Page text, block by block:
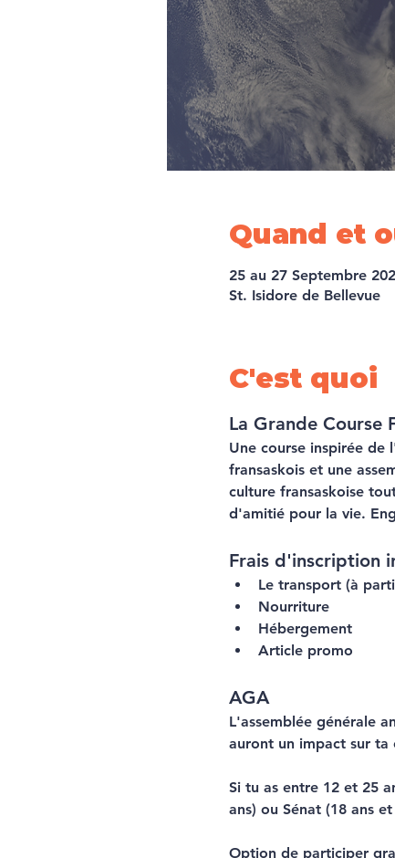
Quand et
25 au 27 Septembre
St. Isidore de Bellevue
C'est quoi
La Grande Course
Une course inspirée de
fransaskois et une
culture fransaskoise
d'amitié pour la vie.
Frais d'inscription
Le transport (à
Nourriture
Hébergement
Article promo
AGA
L'assemblée générale
auront un impact sur ta
Si tu as entre 12 et 25
ans) ou Sénat (18 ans
Option de participer